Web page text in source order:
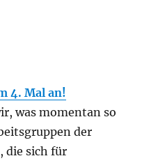
4. Mal an!
was momentan so
der
die sich für